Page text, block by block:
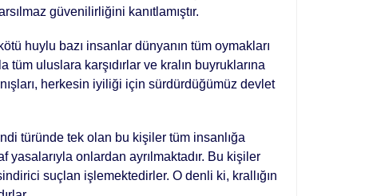
güve­nilirliğini kanıtlamıştır.
huylu bazı insanlar dünyanın tüm oymakları
tüm uluslara karşıdırlar ve kralın buyruk­larına
herkesin iyiliği için sür­dürdüğümüz devlet
türünde tek olan bu kişiler tüm insanlığa
yasalarıyla onlardan ayrılmaktadır. Bu kişiler
suçlan işlemektedirler. O denli ki, krallığın